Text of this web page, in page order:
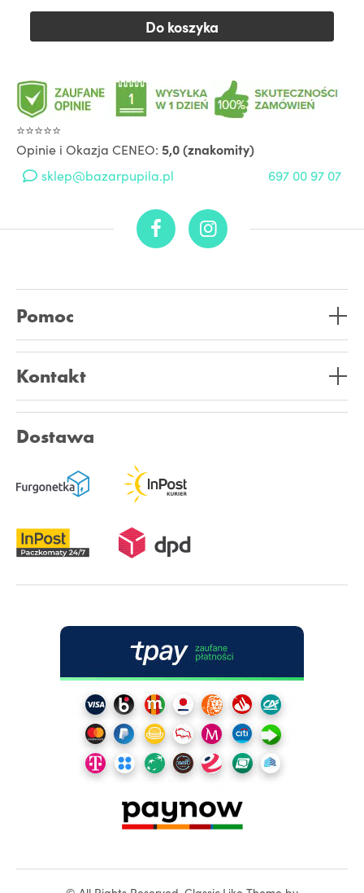
Do koszyka
⭐⭐⭐⭐⭐
Opinie i Okazja CENEO: 5,0 (znakomity)
sklep@bazarpupila.pl
697 00 97 07
Pomoc
Kontakt
Dostawa